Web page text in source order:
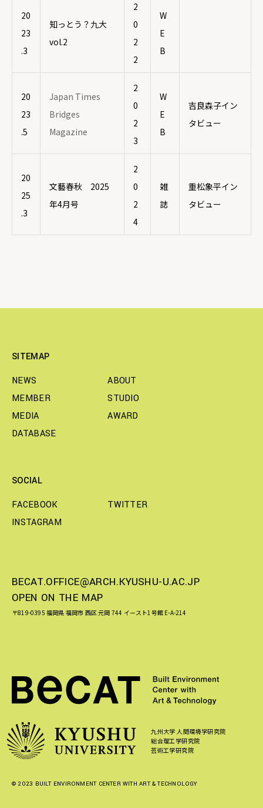
20
23
.3
知っとう？九大
vol.2
2
0
2
2
W
E
B
20
23
.5
Japan Times
Bridges
Magazine
2
0
2
3
W
E
B
吉良森子イン
タビュー
20
25
.3
文藝春秋 2025
年4月号
2
0
2
4
雑
誌
重松象平イン
タビュー
SITEMAP
NEWS
ABOUT
MEMBER
STUDIO
MEDIA
AWARD
DATABASE
SOCIAL
FACEBOOK
TWITTER
INSTAGRAM
BECAT.OFFICE@ARCH.KYUSHU-U.AC.JP
OPEN ON THE MAP
〒819-0395 福岡県 福岡市 西区 元岡 744 イースト1号館 E-A-214
九州大学 人間環境学研究院
総合理工学研究院
芸術工学研究院
© 2023 BUILT ENVIRONMENT CENTER WITH ART & TECHNOLOGY